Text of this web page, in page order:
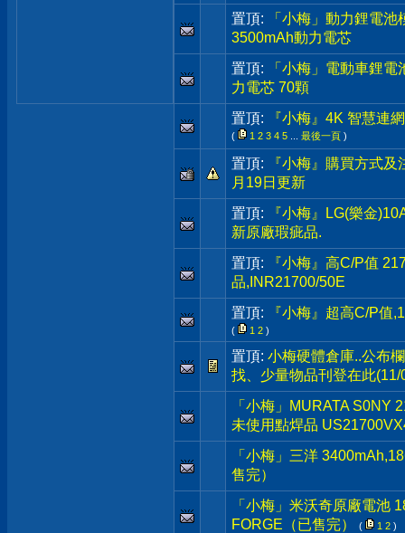
置頂:
「小梅」動力鋰電
3500mAh動力電芯
置頂:
「小梅」電動車鋰
力電芯 70顆
置頂:
『小梅』4K 智慧連
( 1 2 3 4 5 最後一頁 )
置頂:
『小梅』購買方式
月19日更新
置頂:
『小梅』LG(樂金
新原廠瑕疵品.
置頂:
『小梅』高C/P值
品,INR21700/50E
置頂:
『小梅』超高C/P值
( 1 2 )
置頂: 小梅硬體倉庫..公布
找、少量物品刊登在此(11/
「小梅」MURATA S0NY
未使用點焊品
「小梅」三洋
售完）
「小梅」米沃奇原廠電池
FORGE（已售完）
( 1 2 )